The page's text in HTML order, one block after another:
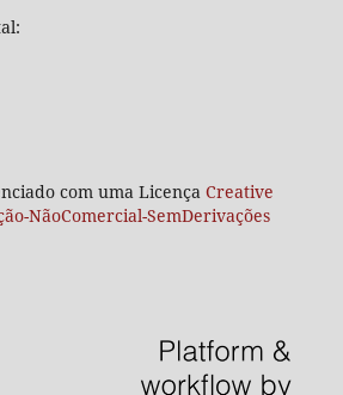
com uma Licença Creative
NãoComercial-SemDerivações